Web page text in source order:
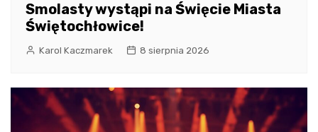
Smolasty wystąpi na Święcie Miasta
Świętochłowice!
Karol Kaczmarek 8 sierpnia 2026